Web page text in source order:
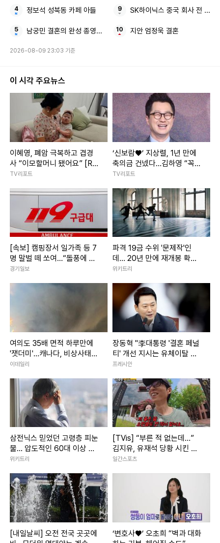
정보석 성북동 카페 아들
남궁민 결혼의 완성 종영소감
SK하이닉스 중국 회사 전 직원
지안 엄정욱 결혼
2026-08-09 23:03 기준
이 시각 주요뉴스
이혜영, 폐암 극복하고 겹경
사 “이모할머니 됐어요” [RE:
스타]
TV리포트
‘신보람♥’ 지상렬, 1년 만에
축의금 건넸다…김하영 “꼭
국수 먹게 해주세요” [RE:스
TV리포트
[속보] 캠핑장서 일가족 등 7
명 말벌 떼 쏘여…“돌풍에 벌
집 흔들려”
경기일보
파격 19금 수위 '문제작'인
데… 20년 만에 재개봉 확정
된 영화
위키트리
여의도 35배 면적 하루만에
'잿더미'…캐나다, 비상사태
선포
이데일리
장동혁 "李대통령 '결혼 페널
티' 개선 지시는 유체이탈 화
법"
프레시안
삼전닉스 믿었던 고령층 피눈
물... 압도적인 60대 이상 주
식 담보 대출 비율
위키트리
[TVis] “부른 적 없는데…”
김지유, 유재석 당황 시킨 철
판 (런닝맨)
일간스포츠
[내일날씨] 오전 전국 곳곳에
‘변호사♥’ 오초희 “벽과 대화